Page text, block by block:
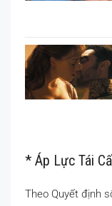
* Áp Lực Tái
Theo Quyết định